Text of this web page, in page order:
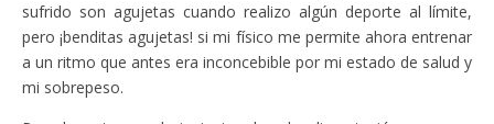
sufrido son agujetas cuando realizo algún deporte al límite,
pero ¡benditas agujetas! si mi físico me permite ahora entrenar
a un ritmo que antes era inconcebible por mi estado de salud y
mi sobrepeso.